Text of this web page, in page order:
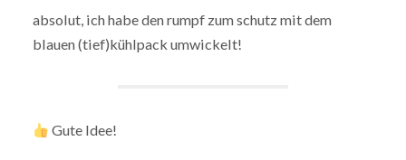
absolut, ich habe den rumpf zum schutz mit dem
blauen (tief)kühlpack umwickelt!
Gute Idee!